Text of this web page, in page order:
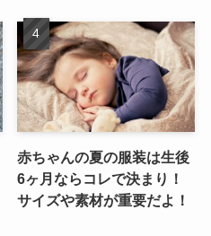
赤ちゃんの夏の服装は生後
6ヶ月ならコレで決まり！
サイズや素材が重要だよ！